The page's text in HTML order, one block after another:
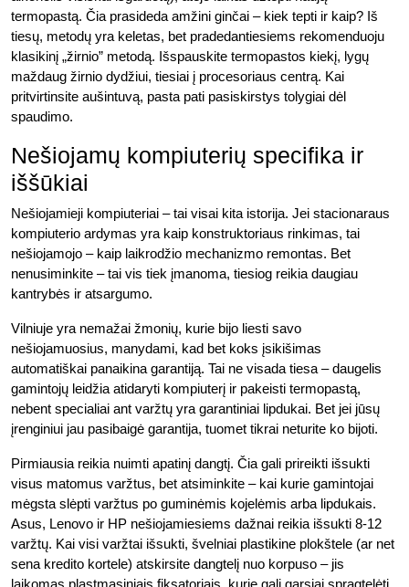
termopastą. Čia prasideda amžini ginčai – kiek tepti ir kaip? Iš
tiesų, metodų yra keletas, bet pradedantiesiems rekomenduoju
klasikinį „žirnio” metodą. Išspauskite termopastos kiekį, lygų
maždaug žirnio dydžiui, tiesiai į procesoriaus centrą. Kai
pritvirtinsite aušintuvą, pasta pati pasiskirstys tolygiai dėl
spaudimo.
Nešiojamų kompiuterių specifika ir
iššūkiai
Nešiojamieji kompiuteriai – tai visai kita istorija. Jei stacionaraus
kompiuterio ardymas yra kaip konstruktoriaus rinkimas, tai
nešiojamojo – kaip laikrodžio mechanizmo remontas. Bet
nenusiminkite – tai vis tiek įmanoma, tiesiog reikia daugiau
kantrybės ir atsargumo.
Vilniuje yra nemažai žmonių, kurie bijo liesti savo
nešiojamuosius, manydami, kad bet koks įsikišimas
automatiškai panaikina garantiją. Tai ne visada tiesa – daugelis
gamintojų leidžia atidaryti kompiuterį ir pakeisti termopastą,
nebent specialiai ant varžtų yra garantiniai lipdukai. Bet jei jūsų
įrenginiui jau pasibaigė garantija, tuomet tikrai neturite ko bijoti.
Pirmiausia reikia nuimti apatinį dangtį. Čia gali prireikti išsukti
visus matomus varžtus, bet atsiminkite – kai kurie gamintojai
mėgsta slėpti varžtus po guminėmis kojelėmis arba lipdukais.
Asus, Lenovo ir HP nešiojamiesiems dažnai reikia išsukti 8-12
varžtų. Kai visi varžtai išsukti, švelniai plastikine plokštele (ar net
sena kredito kortele) atskirsite dangtelį nuo korpuso – jis
laikomas plastmasiniais fiksatoriais, kurie gali garsiai spragtelėti.